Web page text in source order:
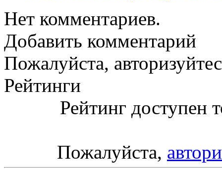
Нет комментариев.
Добавить комментарий
Пожалуйста,
Рейтинги
Рейтинг доступен
Пожалуйста,